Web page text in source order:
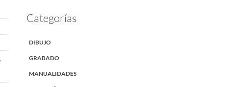
Categorías
DIBUJO
GRABADO
MANUALIDADES